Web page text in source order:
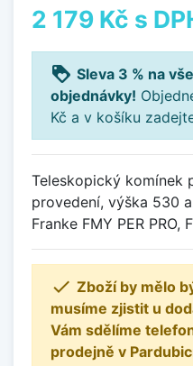
2 179 Kč s
loyalty Sleva 3 % na
objednávky!
Kč a v košíku
Teleskopický komínek
provedení, výška 530
Franke FMY PER PRO,
 Zboží by mělo
musíme zjistit u
Vám sdělíme
prodejně v